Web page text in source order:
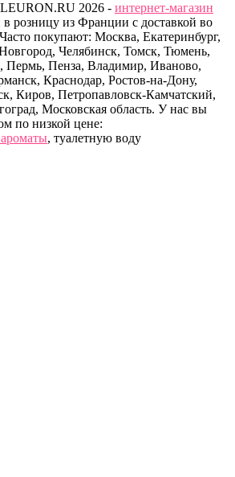
2026 - интернет-магазин
розницу из Франции с доставкой во
покупают: Москва, Екатеринбург,
Челябинск, Томск, Тюмень,
Пермь, Пенза, Владимир, Иваново,
Краснодар, Ростов-на-Дону,
Киров, Петропавловск-Камчатский,
Московская область. У нас вы
по низкой цене:
, туалетную воду